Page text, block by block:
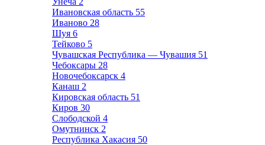
Ивановская область 55
Иваново 28
Шуя 6
Тейково 5
Чувашская Республика — Чувашия 51
Чебоксары 28
Новочебоксарск 4
Канаш 2
Кировская область 51
Киров 30
Слободской 4
Омутнинск 2
Республика Хакасия 50